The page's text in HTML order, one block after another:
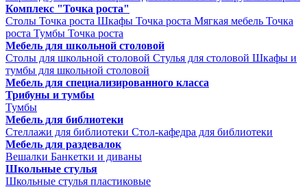
Комплекс "Точка роста"
Столы Точка роста Шкафы Точка роста Мягкая мебель Точка
роста Тумбы Точка роста
Мебель для школьной столовой
Столы для школьной столовой Стулья для столовой Шкафы и
тумбы для школьной столовой
Мебель для специализированного класса
Трибуны и тумбы
Тумбы
Мебель для библиотеки
Стеллажи для библиотеки Стол-кафедра для библиотеки
Мебель для раздевалок
Вешалки Банкетки и диваны
Школьные стулья
Школьные стулья пластиковые